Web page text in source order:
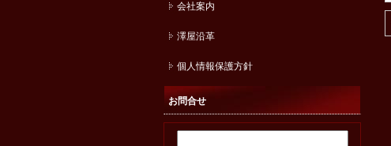
会社案内
澤屋沿革
個人情報保護方針
お問合せ